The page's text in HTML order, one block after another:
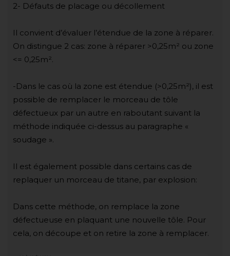
2- Défauts de placage ou décollement
Il convient d’évaluer l’étendue de la zone à réparer.
On distingue 2 cas: zone à réparer >0,25m² ou zone
<= 0,25m².
-Dans le cas où la zone est étendue (>0,25m²), il est
possible de remplacer le morceau de tôle
défectueux par un autre en raboutant suivant la
méthode indiquée ci-dessus au paragraphe «
soudage ».
Il est également possible dans certains cas de
replaquer un morceau de titane, par explosion:
Dans cette méthode, on remplace la zone
défectueuse en plaquant une nouvelle tôle. Pour
cela, on découpe et on retire la zone à remplacer.